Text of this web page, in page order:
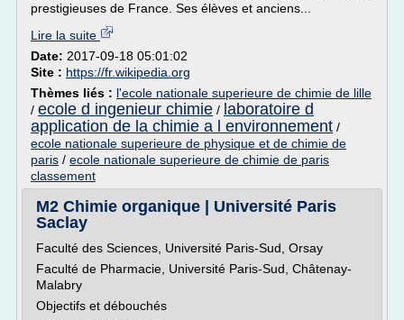
prestigieuses de France. Ses élèves et anciens...
Lire la suite
Date: 2017-09-18 05:01:02
Site : https://fr.wikipedia.org
Thèmes liés : l'ecole nationale superieure de chimie de lille
/ ecole d ingenieur chimie / laboratoire d
application de la chimie a l environnement /
ecole nationale superieure de physique et de chimie de
paris / ecole nationale superieure de chimie de paris
classement
M2 Chimie organique | Université Paris
Saclay
Faculté des Sciences, Université Paris-Sud, Orsay
Faculté de Pharmacie, Université Paris-Sud, Châtenay-
Malabry
Objectifs et débouchés